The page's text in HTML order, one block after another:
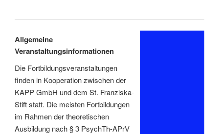
Allgemeine
Veranstaltungsinformationen
Die Fortbildungsveranstaltungen
finden in Kooperation zwischen der
KAPP GmbH und dem St. Franziska-
Stift statt. Die meisten Fortbildungen
im Rahmen der theoretischen
Ausbildung nach § 3 PsychTh-APrV